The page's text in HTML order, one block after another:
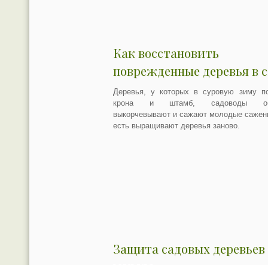
Как восстановить
поврежденные деревья в
Деревья, у которых в суровую зиму
крона и штамб, садоводы
выкорчевывают и сажают молодые
есть выращивают деревья заново.
Защита садовых деревьев